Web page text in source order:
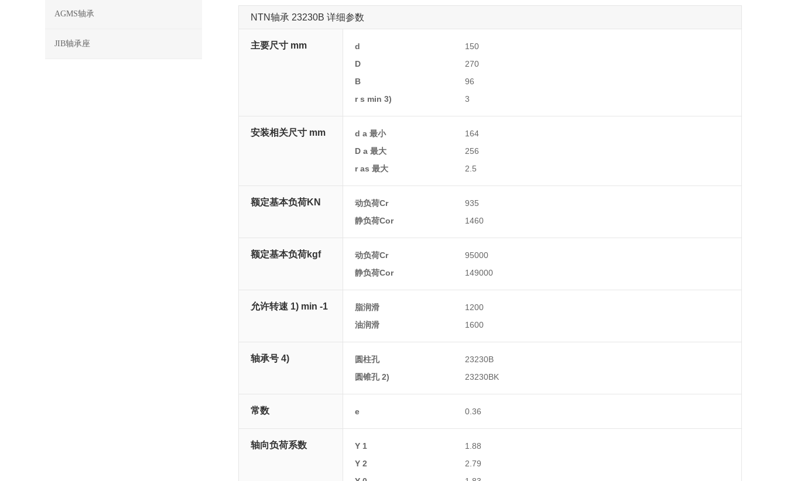
NTN轴承 23230B 详细参数
主要尺寸 mm d
150
D
270
B
96
r s min 3)
3
安装相关尺寸 mm d a 最小
164
D a 最大
256
r as 最大
2.5
额定基本负荷KN 动负荷Cr
935
静负荷Cor
1460
额定基本负荷kgf 动负荷Cr
95000
静负荷Cor
149000
允许转速 1) min -1 脂润滑
1200
油润滑
1600
轴承号 4) 圆柱孔
23230B
圆锥孔 2)
23230BK
常数 e 0.36
轴向负荷系数 Y 1
1.88
Y 2
2.79
AGMS轴承
JIB轴承座